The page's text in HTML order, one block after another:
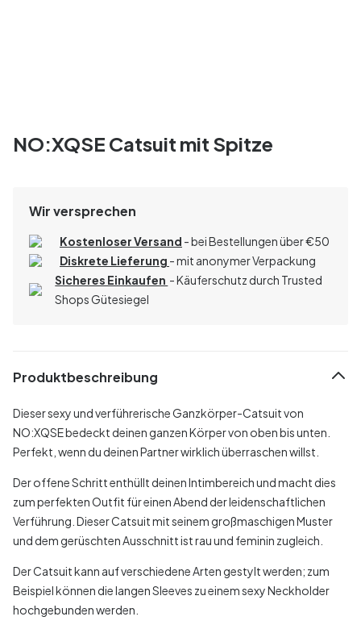
NO:XQSE Catsuit mit Spitze
Wir versprechen
Kostenloser Versand - bei Bestellungen über€50
Diskrete Lieferung - mit anonymer Verpackung
Sicheres Einkaufen - Käuferschutz durch Trusted
Shops Gütesiegel
Produktbeschreibung
Dieser sexy und verführerische Ganzkörper-Catsuit von
NO:XQSE bedeckt deinen ganzen Körper von oben bis unten.
Perfekt, wenn du deinen Partner wirklich überraschen willst.
Der offene Schritt enthüllt deinen Intimbereich und macht dies
zum perfekten Outfit für einen Abend der leidenschaftlichen
Verführung. Dieser Catsuit mit seinem großmaschigen Muster
und dem gerüschten Ausschnitt ist rau und feminin zugleich.
Der Catsuit kann auf verschiedene Arten gestylt werden; zum
Beispiel können die langen Sleeves zu einem sexy Neckholder
hochgebunden werden.